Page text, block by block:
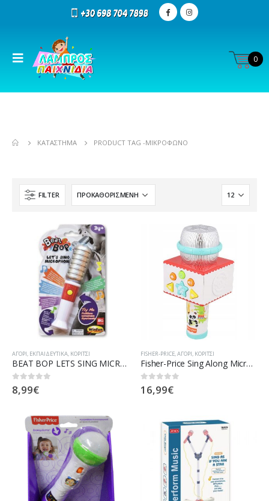
0
ΚΑΤΆΣΤΗΜΑ PRODUCT TAG -ΜΙΚΡΌΦΩΝΟ
FILTER
ΑΓΌΡΙ ΕΚΠΑΙΔΕΥΤΙΚΆ ΚΟΡΊΤΣΙ
BEAT BOP LETS SING MICROPHONE Ν 410099
0out of 5
8,99€
FISHER-PRICE ΑΓΌΡΙ ΚΟΡΊΤΣΙ
Fisher-Price Sing Along Microphone
0 out of 5
16,99€